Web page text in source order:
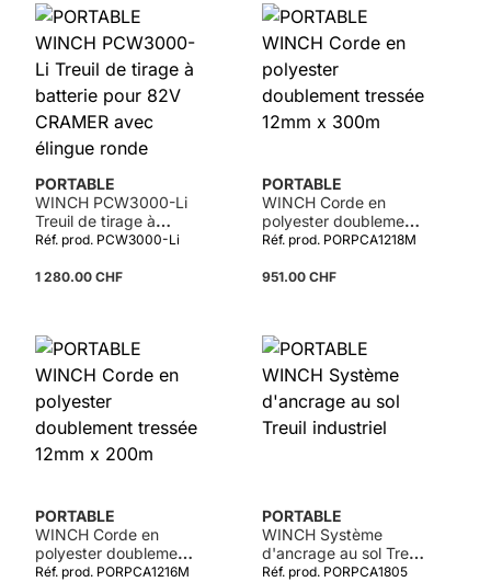
PORTABLE
WINCH PCW3000-Li
Treuil de tirage à
batterie pour 82V
ronde
Réf. prod. PCW3000-Li
1 280.00 CHF
PORTABLE
WINCH Corde en
polyester doublement
tressée 12mm x 300m
Réf. prod. PORPCA1218M
951.00 CHF
PORTABLE
WINCH Corde en
polyester doublement
tressée 12mm x 200m
Réf. prod. PORPCA1216M
PORTABLE
WINCH Système
d'ancrage au sol Treuil
industriel
Réf. prod. PORPCA1805